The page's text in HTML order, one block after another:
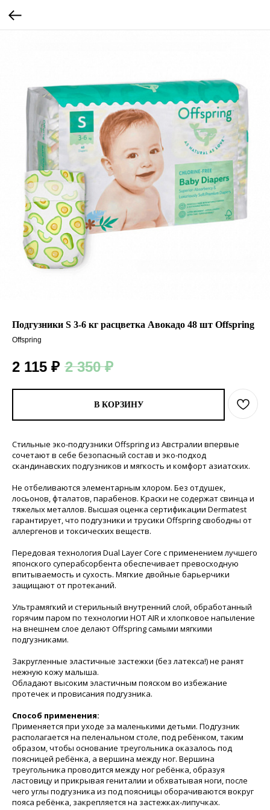
Подгузники S 3-6 кг расцветка Авокадо 48 шт Offspring
Offspring
2 115 ₽ 2 350 ₽
В КОРЗИНУ
Стильные эко-подгузники Offspring из Австралии впервые
сочетают в себе безопасный состав и эко-подход
скандинавских подгузников и мягкость и комфорт азиатских.
Не отбеливаются элементарным хлором. Без отдушек,
лосьонов, фталатов, парабенов. Краски не содержат свинца и
тяжелых металлов. Высшая оценка сертификации Dermatest
гарантирует, что подгузники и трусики Offspring свободны от
аллергенов и токсических веществ.
Передовая технология Dual Layer Core с применением лучшего
японского суперабсорбента обеспечивает превосходную
впитываемость и сухость. Мягкие двойные барьерчики
защищают от протеканий.
Ультрамягкий и стерильный внутренний слой, обработанный
горячим паром по технологии HOT AIR и хлопковое напыление
на внешнем слое делают Offspring самыми мягкими
подгузниками.
Закругленные эластичные застежки (без латекса!) не ранят
нежную кожу малыша.
Обладают высоким эластичным пояском во избежание
протечек и провисания подгузника.
Способ применения:
Применяется при уходе за маленькими детьми. Подгузник
располагается на пеленальном столе, под ребёнком, таким
образом, чтобы основание треугольника оказалось под
поясницей ребёнка, а вершина между ног. Вершина
треугольника проводится между ног ребёнка, образуя
ластовицу и прикрывая гениталии и обхватывая ноги, после
чего углы подгузника из под поясницы оборачиваются вокруг
пояса ребёнка, закрепляется на застежках-липучках.